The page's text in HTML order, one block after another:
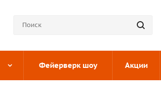
Фейерверк шоу Акции